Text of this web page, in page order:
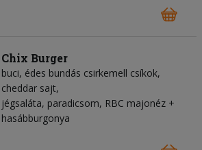
Chix Burger
buci, édes bundás csirkemell csíkok,
cheddar sajt,
jégsaláta, paradicsom, RBC majonéz +
hasábburgonya